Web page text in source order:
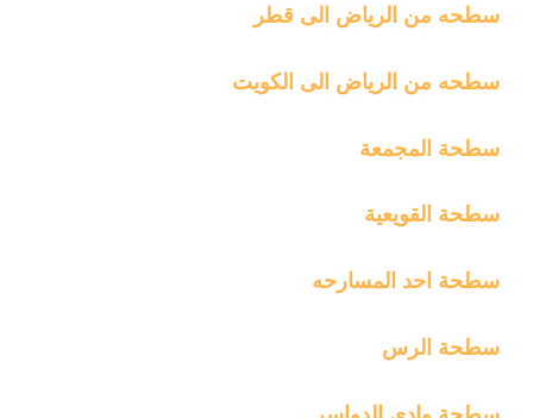
سطحه من الرياض الى قطر
سطحه من الرياض الى الكويت
سطحة المجمعة
سطحة القويعية
سطحة احد المسارحه
سطحة الرس